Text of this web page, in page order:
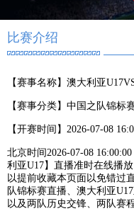
比赛介绍
【赛事名称】 澳大利亚
【赛事分类】 中国之队锦标
【开赛时间】 2026-07-08
北京时间2026-07-08
利亚U17】直播准时在线播
以提前收藏本页面以免错过
队锦标赛直播、澳大利亚
以及两队历史交锋、两队赛程